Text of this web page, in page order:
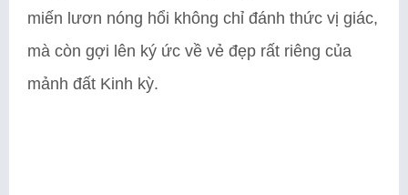
miến lươn nóng hổi không chỉ đánh thức vị giác,
mà còn gợi lên ký ức về vẻ đẹp rất riêng của
mảnh đất Kinh kỳ.